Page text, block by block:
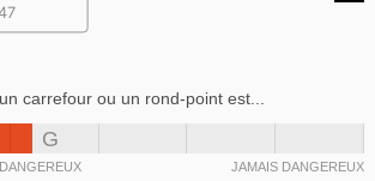
carrefour ou un rond-point est...
G
JAMAIS DANGEREUX